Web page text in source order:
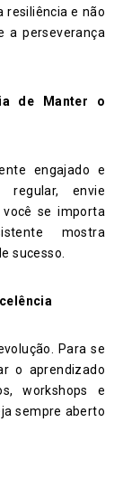
resiliência e não
a perseverança
de Manter o
engajado e
regular, envie
se importa
mostra
sucesso.
Para se
o aprendizado
workshops e
sempre aberto